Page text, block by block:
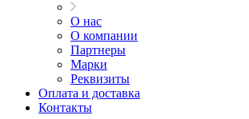
О нас
О компании
Партнеры
Марки
Реквизиты
Оплата и доставка
Контакты